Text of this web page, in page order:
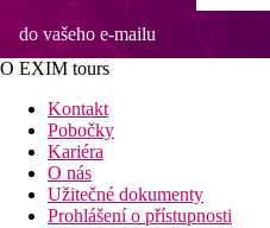
do vašeho e-mailu
O EXIM tours
Kontakt
Pobočky
Kariéra
O nás
Užitečné dokumenty
Prohlášení o přístupnosti